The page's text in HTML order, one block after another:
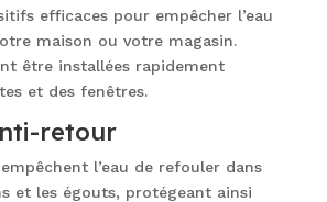
efficaces pour empêcher l’eau
maison ou votre magasin.
être installées rapidement
et des fenêtres.
retour
l’eau de refouler dans
et les égouts, protégeant ainsi